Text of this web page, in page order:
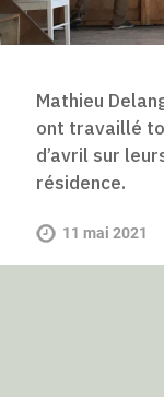
Mathieu
ont travaillé
d’avril sur
résidence.
11 mai 2021